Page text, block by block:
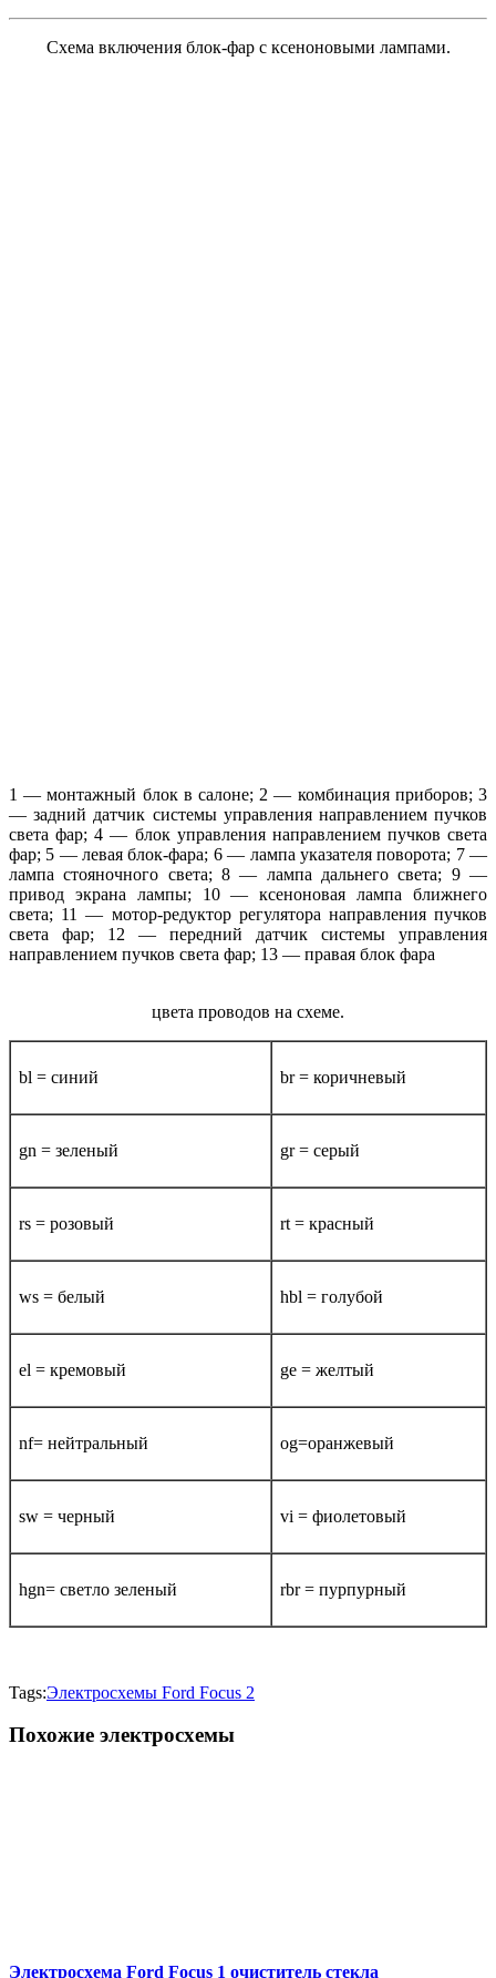
Схема включения блок-фар с ксеноновыми лампами.
1 — монтажный блок в салоне; 2 — комбинация приборов; 3
— задний датчик системы управления направлением пучков
света фар; 4 — блок управления направлением пучков света
фар; 5 — левая блок-фара; 6 — лампа указателя поворота; 7 —
лампа стояночного света; 8 — лампа дальнего света; 9 —
привод экрана лампы; 10 — ксеноновая лампа ближнего
света; 11 — мотор-редуктор регулятора направления пучков
света фар; 12 — передний датчик системы управления
направлением пучков света фар; 13 — правая блок фара
цвета проводов на схеме.
bl = синий br = коричневый
gn = зеленый gr = серый
rs = розовый rt = красный
ws = белый hbl = голубой
el = кремовый ge = желтый
nf= нейтральный og=оранжевый
sw = черный vi = фиолетовый
hgn= светло зеленый rbr = пурпурный
Tags:Электросхемы Ford Focus 2
Похожие электросхемы
Электросхема Ford Focus 1 очиститель стекла